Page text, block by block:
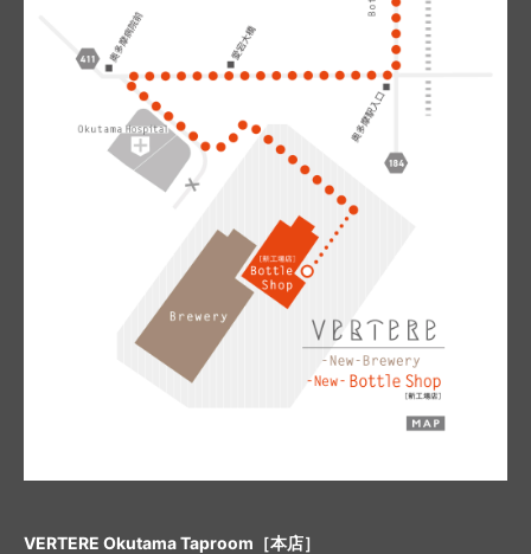
VERTERE Okutama Taproom［本店］